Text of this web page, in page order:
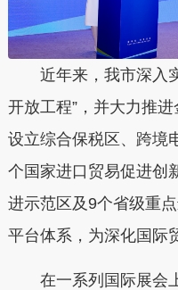
近年来，我市深入实
开放工程”，并大力推
设立综合保税区、跨境
个国家进口贸易促进创
进示范区及9个省级重
平台体系，为深化国际
在一系列国际展会上